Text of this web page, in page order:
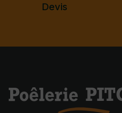
Devis